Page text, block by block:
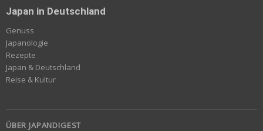
Japan in Deutschland
Genuss
Japanologie
Rezepte
Japan & Deutschland
Reise & Kultur
ÜBER JAPANDIGEST